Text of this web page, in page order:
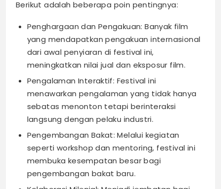
Berikut adalah beberapa poin pentingnya:
Penghargaan dan Pengakuan: Banyak film
yang mendapatkan pengakuan internasional
dari awal penyiaran di festival ini,
meningkatkan nilai jual dan eksposur film.
Pengalaman Interaktif: Festival ini
menawarkan pengalaman yang tidak hanya
sebatas menonton tetapi berinteraksi
langsung dengan pelaku industri.
Pengembangan Bakat: Melalui kegiatan
seperti workshop dan mentoring, festival ini
membuka kesempatan besar bagi
pengembangan bakat baru.